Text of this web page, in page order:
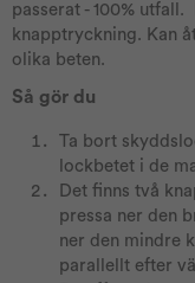
passerat - 100%
knapptryckning. Kan
olika beten.
Så gör du
Ta bort
lockbetet i de
Det finns två
pressa ner den
ner den mindre
parallellt efter